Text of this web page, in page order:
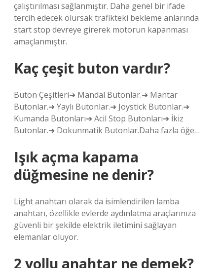
çalıştırılması sağlanmıştır. Daha genel bir ifade
tercih edecek olursak trafikteki bekleme anlarında
start stop devreye girerek motorun kapanması
amaçlanmıştır.
Kaç çeşit buton vardır?
Buton Çeşitleri➜ Mandal Butonlar.➜ Mantar
Butonlar.➜ Yaylı Butonlar.➜ Joystick Butonlar.➜
Kumanda Butonları➜ Acil Stop Butonları➜ İkiz
Butonlar.➜ Dokunmatik Butonlar.Daha fazla öğe…
Işık açma kapama
düğmesine ne denir?
Light anahtarı olarak da isimlendirilen lamba
anahtarı, özellikle evlerde aydınlatma araçlarınıza
güvenli bir şekilde elektrik iletimini sağlayan
elemanlar oluyor.
2 yollu anahtar ne demek?